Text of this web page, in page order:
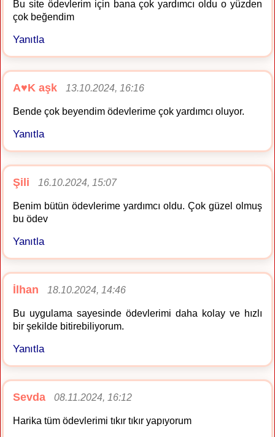
Bu site ödevlerim için bana çok yardımcı oldu o yüzden
çok beğendim
Yanıtla
A♥️K aşk 13.10.2024, 16:16
Bende çok beyendim ödevlerime çok yardımcı oluyor.
Yanıtla
Şili 16.10.2024, 15:07
Benim bütün ödevlerime yardımcı oldu. Çok güzel olmuş
bu ödev
Yanıtla
İlhan 18.10.2024, 14:46
Bu uygulama sayesinde ödevlerimi daha kolay ve hızlı
bir şekilde bitirebiliyorum.
Yanıtla
Sevda 08.11.2024, 16:12
Harika tüm ödevlerimi tıkır tıkır yapıyorum